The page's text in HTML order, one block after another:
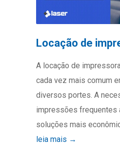
Locação de
A locação de
cada vez mais comum
diversos portes. A
impressões frequentes
soluções mais
leia mais →